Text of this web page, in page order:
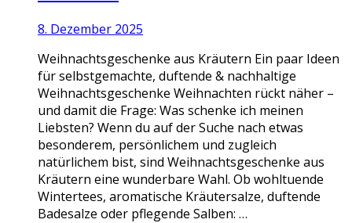
8. Dezember 2025
Weihnachtsgeschenke aus Kräutern Ein paar Ideen
für selbstgemachte, duftende & nachhaltige
Weihnachtsgeschenke Weihnachten rückt näher –
und damit die Frage: Was schenke ich meinen
Liebsten? Wenn du auf der Suche nach etwas
besonderem, persönlichem und zugleich
natürlichem bist, sind Weihnachtsgeschenke aus
Kräutern eine wunderbare Wahl. Ob wohltuende
Wintertees, aromatische Kräutersalze, duftende
Badesalze oder pflegende Salben: …